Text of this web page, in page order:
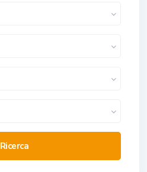
Ricerca